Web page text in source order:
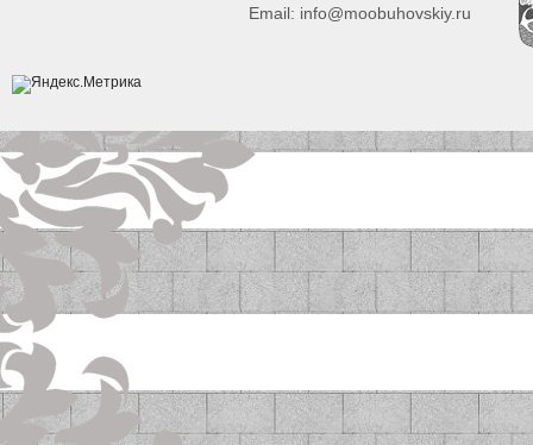
Email: info@moobuhovskiy.ru